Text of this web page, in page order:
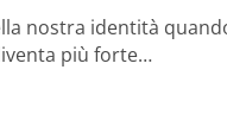
nostra identità
più forte…